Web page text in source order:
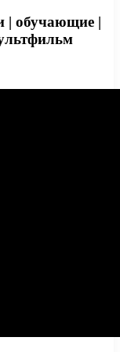
| обучающие |